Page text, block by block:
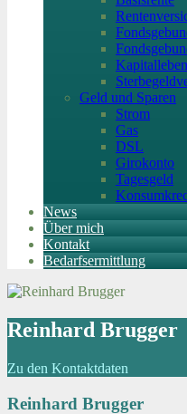
Geld und Sparen
Strom
Gas
DSL
Girokonto
Tagesgeld
News
Über mich
Kontakt
Bedarfsermittlung
Reinhard Brugger
Zu den Kontaktdaten
Reinhard Brugger